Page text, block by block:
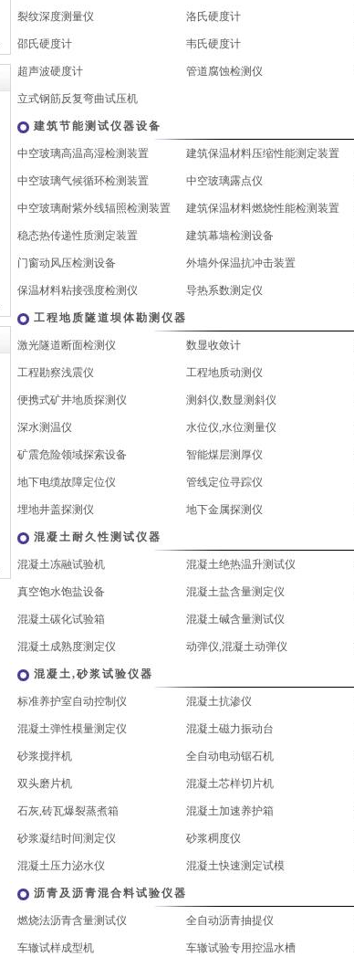
裂纹深度测量仪 洛氏硬度计
邵氏硬度计 韦氏硬度计
超声波硬度计 管道腐蚀检测仪
立式钢筋反复弯曲试压机
建筑节能测试仪器设备
中空玻璃高温高湿检测装置 建筑保温材料压缩性能测定装置
中空玻璃气候循环检测装置 中空玻璃露点仪
中空玻璃耐紫外线辐照检测装置 建筑保温材料燃烧性能检测装置
稳态热传递性质测定装置 建筑幕墙检测设备
门窗动风压检测设备 外墙外保温抗冲击装置
保温材料粘接强度检测仪 导热系数测定仪
工程地质隧道坝体勘测仪器
激光隧道断面检测仪 数显收敛计
工程勘察浅震仪 工程地质动测仪
便携式矿井地质探测仪 测斜仪,数显测斜仪
深水测温仪 水位仪,水位测量仪
矿震危险领域探索设备 智能煤层测厚仪
地下电缆故障定位仪 管线定位寻踪仪
埋地井盖探测仪 地下金属探测仪
混凝土耐久性测试仪器
混凝土冻融试验机 混凝土绝热温升测试仪
真空饱水饱盐设备 混凝土盐含量测定仪
混凝土碳化试验箱 混凝土碱含量测试仪
混凝土成熟度测定仪 动弹仪,混凝土动弹仪
混凝土,砂浆试验仪器
标准养护室自动控制仪 混凝土抗渗仪
混凝土弹性模量测定仪 混凝土磁力振动台
砂浆搅拌机 全自动电动锯石机
双头磨片机 混凝土芯样切片机
石灰,砖瓦爆裂蒸煮箱 混凝土加速养护箱
砂浆凝结时间测定仪 砂浆稠度仪
混凝土压力泌水仪 混凝土快速测定试模
沥青及沥青混合料试验仪器
燃烧法沥青含量测试仪 全自动沥青抽提仪
车辙试样成型机 车辙试验专用控温水槽